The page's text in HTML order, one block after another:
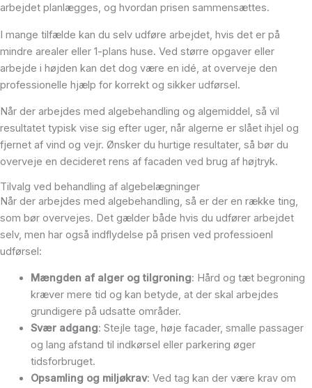
arbejdet planlægges, og hvordan prisen sammensættes.
I mange tilfælde kan du selv udføre arbejdet, hvis det er på
mindre arealer eller 1-plans huse. Ved større opgaver eller
arbejde i højden kan det dog være en idé, at overveje den
professionelle hjælp for korrekt og sikker udførsel.
Når der arbejdes med algebehandling og algemiddel, så vil
resultatet typisk vise sig efter uger, når algerne er slået ihjel og
fjernet af vind og vejr. Ønsker du hurtige resultater, så bør du
overveje en decideret rens af facaden ved brug af højtryk.
Tilvalg ved behandling af algebelægninger
Når der arbejdes med algebehandling, så er der en række ting,
som bør overvejes. Det gælder både hvis du udfører arbejdet
selv, men har også indflydelse på prisen ved professioenl
udførsel:
Mængden af alger og tilgroning: Hård og tæt begroning
kræver mere tid og kan betyde, at der skal arbejdes
grundigere på udsatte områder.
Svær adgang: Stejle tage, høje facader, smalle passager
og lang afstand til indkørsel eller parkering øger
tidsforbruget.
Opsamling og miljøkrav: Ved tag kan der være krav om